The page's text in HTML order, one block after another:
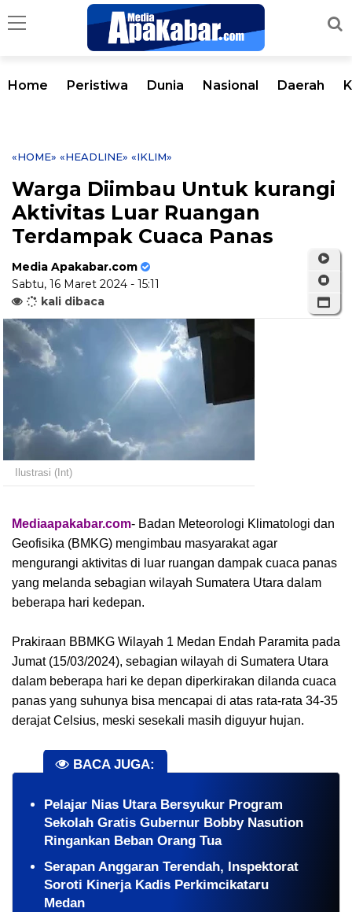
Home Peristiwa Dunia Nasional Daerah
«HOME» «HEADLINE» «IKLIM»
Warga Diimbau Untuk kurangi
Aktivitas Luar Ruangan
Terdampak Cuaca Panas
Media Apakabar.com
Sabtu, 16 Maret 2024 - 15:11
kali dibaca
Ilustrasi (Int)
Mediaapakabar.com- Badan Meteorologi Klimatologi dan
Geofisika (BMKG) mengimbau masyarakat agar
mengurangi aktivitas di luar ruangan dampak cuaca panas
yang melanda sebagian wilayah Sumatera Utara dalam
beberapa hari kedepan.
Prakiraan BBMKG Wilayah 1 Medan Endah Paramita pada
Jumat (15/03/2024), sebagian wilayah di Sumatera Utara
dalam beberapa hari ke depan diperkirakan dilanda cuaca
panas yang suhunya bisa mencapai di atas rata-rata 34-35
derajat Celsius, meski sesekali masih diguyur hujan.
BACA JUGA:
Pelajar Nias Utara Bersyukur Program
Sekolah Gratis Gubernur Bobby Nasution
Ringankan Beban Orang Tua
Serapan Anggaran Terendah, Inspektorat
Soroti Kinerja Kadis Perkimcikataru
Medan